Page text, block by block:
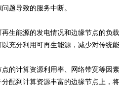
题导致的服务中断。
生能源的发电情况和边缘节点的负
充分利用可再生能源，减少对传统
的计算资源利用率、网络带宽等因
配到计算资源丰富的边缘节点上，